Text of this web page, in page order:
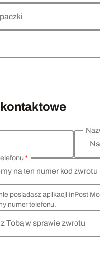
na ten numer kod zwrotu
*
posiadasz aplikacji InPost
numer telefonu.
Tobą w sprawie zwrotu